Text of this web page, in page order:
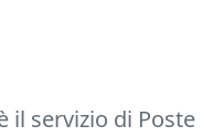
il servizio di Poste